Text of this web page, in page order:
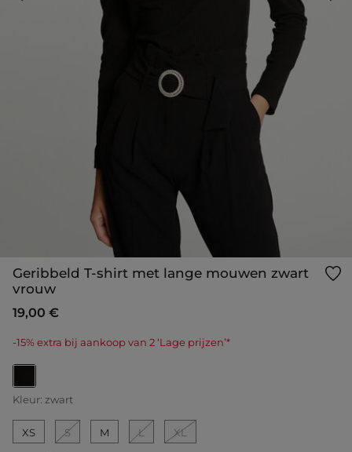
Geribbeld T-shirt met lange mouwen zwart
vrouw
19,00 €
-15% extra bij aankoop van 2 ‘Lage prijzen’*
geselecteerd
Kleur: zwart
XS S M L XL